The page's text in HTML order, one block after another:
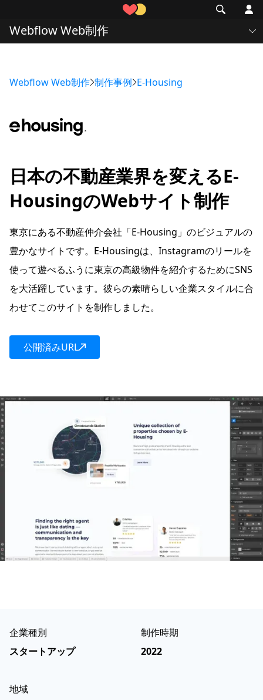
Webflow Web制作
Webflow Web制作 制作事例 E-Housing
日本の不動産業界を変えるE-
HousingのWebサイト制作
東京にある不動産仲介会社「E-Housing」のビジュアルの
豊かなサイトです。E-Housingは、Instagramのリールを
使って遊べるふうに東京の高級物件を紹介するためにSNS
を大活躍しています。彼らの素晴らしい企業スタイルに合
わせてこのサイトを制作しました。
公開済みURL
企業種別
スタートアップ
制作時期
2022
地域